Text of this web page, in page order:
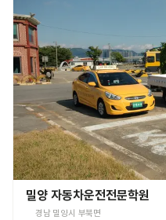
밀양 자동차운전전문학원
경남 밀양시 부북면